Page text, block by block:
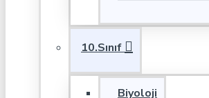
10.Sınıf
Biyoloji